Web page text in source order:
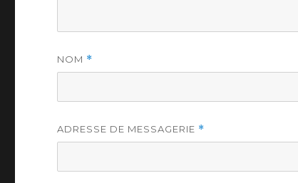
NOM *
ADRESSE DE MESSAGERIE *